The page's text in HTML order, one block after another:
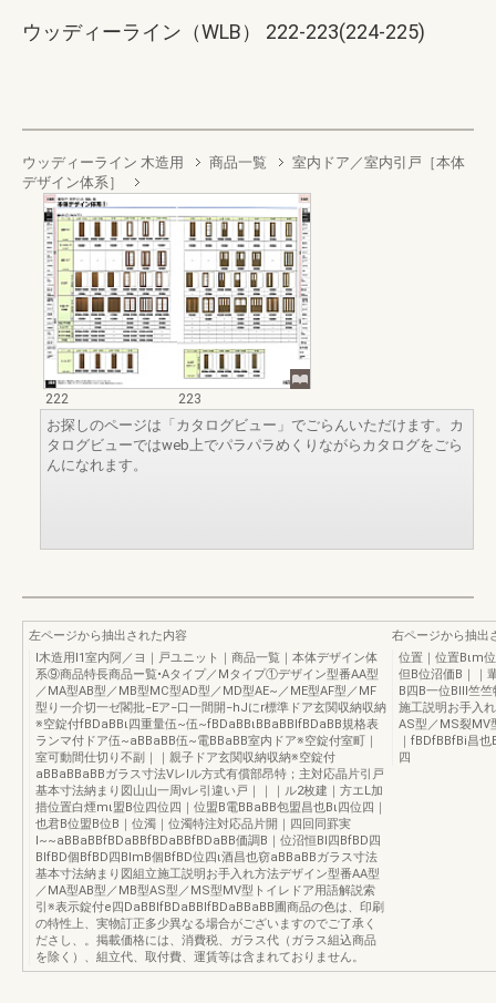
ウッディーライン（WLB） 222-223(224-225)
ウッディーライン 木造用 商品一覧
室内ドア／室内引戸［本体
デザイン体系］
222
223
お探しのページは「カタログビュー」でごらんいただけます。カ
タログビューではweb上でパラパラめくりながらカタログをごら
んになれます。
左ページから抽出された内容
I木造用I1室内阿／ヨ｜戸ユニット｜商品一覧｜本体デザイン体
系⑨商品特長商品ー覧•Aタイプ／Mタイプ①デザイン型番AA型
／MA型AB型／MB型MC型AD型／MD型AE~／ME型AF型／MF
型り一介切一ゼ閣批−Eア−口一間開−hJにr標準ドア玄関収納収納
※空錠付fBDaBBι四重量伍~伍~fBDaBBιBBaBBIfBDaBB規格表
ランマ付ドア伍~aBBaBB伍~電BBaBB室内ドア※空錠付室町｜
室可動間仕切り不副｜｜親子ドア玄関収納収納※空錠付
aBBaBBaBBガラス寸法Vレlル方式有償部昂特；主対応晶片引戸
基本寸法納まり図山山一周vレ引違い戸｜｜｜ル2枚建｜方エL加
措位置白煙mι盟B位四位四｜位盟B電BBaBB包盟昌也Bι四位四｜
也君B位盟B位B｜位濁｜位濁特注対応品片開｜四回同罫実
I~~aBBaBBfBDaBBfBDaBBfBDaBB価調B｜位沼恒BI四BfBD四
BlfBD個BfBD四BlmB個BfBD位四ι酒昌也窃aBBaBBガラス寸法
基本寸法納まり図組立施工説明お手入れ方法デザイン型番AA型
／MA型AB型／MB型AS型／MS型MV型トイレドア用語解説索
引※表示錠付e四DaBBIfBDaBBIfBDaBBaBB圃商品の色は、印刷
の特性上、実物訂正多少異なる場合がございますのでご了承く
ださし、。掲載価格には、消費税、ガラス代（ガラス組込商品
を除く）、組立代、取付費、運賃等は含まれておりません。
右ページから抽出
位置｜位置Bιm
但B位沼価B｜｜
B四B一位BIII竺
施工説明お手入
AS型／MS裂MV
｜fBDfBBfBi昌
四